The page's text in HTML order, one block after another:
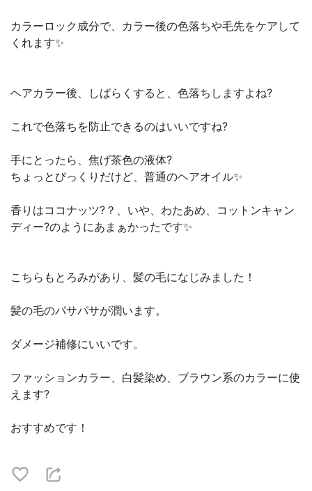
カラーロック成分で、カラー後の色落ちや毛先をケアして
くれます✨
ヘアカラー後、しばらくすると、色落ちしますよね?
これで色落ちを防止できるのはいいですね?
手にとったら、焦げ茶色の液体?
ちょっとびっくりだけど、普通のヘアオイル✨
香りはココナッツ?？、いや、わたあめ、コットンキャン
ディー?のようにあまぁかったです✨
こちらもとろみがあり、髪の毛になじみました！
髪の毛のパサパサが潤います。
ダメージ補修にいいです。
ファッションカラー、白髪染め、ブラウン系のカラーに使
えます?
おすすめです！